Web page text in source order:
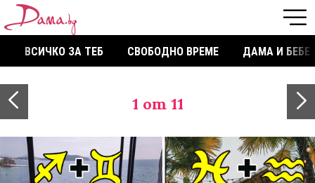
ВСИЧКО ЗА ТЕБ СВОБОДНО ВРЕМЕ ДАМА И БЕБЕ
1 от 11